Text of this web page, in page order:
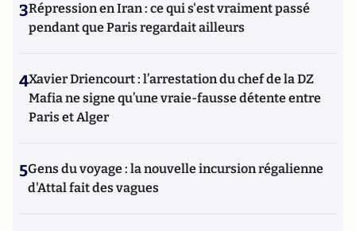
3Répression en Iran : ce qui s'est vraiment passé
pendant que Paris regardait ailleurs
4Xavier Driencourt : l’arrestation du chef de la DZ
Mafia ne signe qu’une vraie-fausse détente entre
Paris et Alger
5Gens du voyage : la nouvelle incursion régalienne
d'Attal fait des vagues